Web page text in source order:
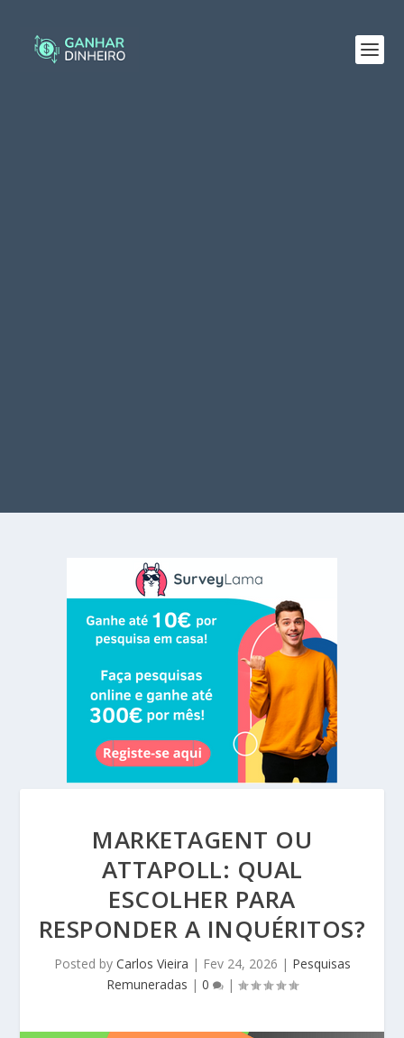
MARKETAGENT OU
ATTAPOLL: QUAL
ESCOLHER PARA
RESPONDER A INQUÉRITOS?
Posted by Carlos Vieira | Fev 24, 2026 | Pesquisas
Remuneradas | 0 |